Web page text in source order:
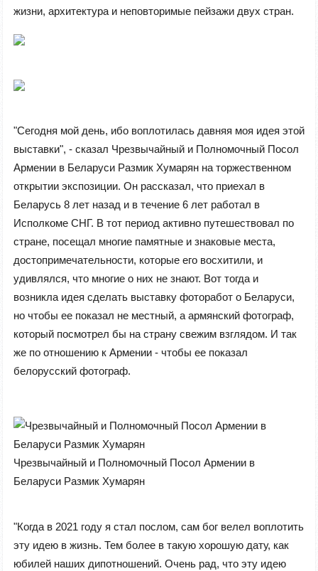
жизни, архитектура и неповторимые пейзажи двух стран.
"Сегодня мой день, ибо воплотилась давняя моя идея этой
выставки", - сказал Чрезвычайный и Полномочный Посол
Армении в Беларуси Размик Хумарян на торжественном
открытии экспозиции. Он рассказал, что приехал в
Беларусь 8 лет назад и в течение 6 лет работал в
Исполкоме СНГ. В тот период активно путешествовал по
стране, посещал многие памятные и знаковые места,
достопримечательности, которые его восхитили, и
удивлялся, что многие о них не знают. Вот тогда и
возникла идея сделать выставку фоторабот о Беларуси,
но чтобы ее показал не местный, а армянский фотограф,
который посмотрел бы на страну свежим взглядом. И так
же по отношению к Армении - чтобы ее показал
белорусский фотограф.
Чрезвычайный и Полномочный Посол Армении в
Беларуси Размик Хумарян
"Когда в 2021 году я стал послом, сам бог велел воплотить
эту идею в жизнь. Тем более в такую хорошую дату, как
юбилей наших дипотношений. Очень рад, что эту идею